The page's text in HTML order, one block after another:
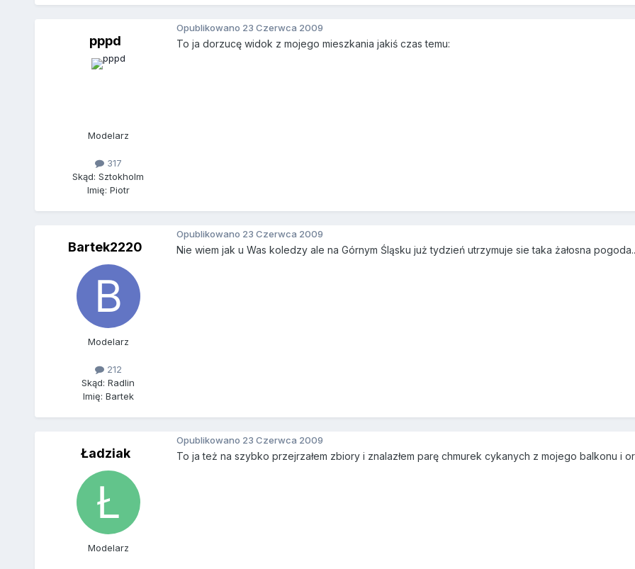
pppd
Modelarz
317
Skąd: Sztokholm
Imię: Piotr
Opublikowano 23 Czerwca 2009
To ja dorzucę widok z mojego mieszkania jakiś czas temu:
Bartek2220
Modelarz
212
Skąd: Radlin
Imię: Bartek
Opublikowano 23 Czerwca 2009
Nie wiem jak u Was koledzy ale na Górnym Śląsku już tydzień utrzymuje sie taka żałosna
Ładziak
Modelarz
Opublikowano 23 Czerwca 2009
To ja też na szybko przejrzałem zbiory i znalazłem parę chmurek cykanych z mojego balkonu i